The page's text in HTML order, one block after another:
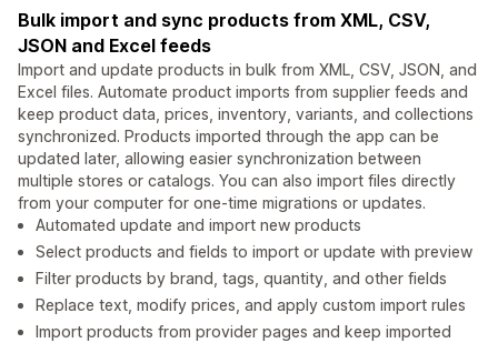
Bulk import and sync products from XML, CSV,
JSON and Excel feeds
Import and update products in bulk from XML, CSV, JSON, and
Excel files. Automate product imports from supplier feeds and
keep product data, prices, inventory, variants, and collections
synchronized. Products imported through the app can be
updated later, allowing easier synchronization between
multiple stores or catalogs. You can also import files directly
from your computer for one-time migrations or updates.
Automated update and import new products
Select products and fields to import or update with preview
Filter products by brand, tags, quantity, and other fields
Replace text, modify prices, and apply custom import rules
Import products from provider pages and keep imported